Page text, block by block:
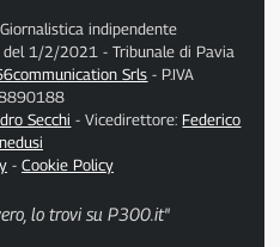
indipendente
1/2/2021 - Tribunale di Pavia
Srls - P.IVA
Secchi - Vicedirettore: Federico
- Cookie Policy
lo trovi su P300.it"